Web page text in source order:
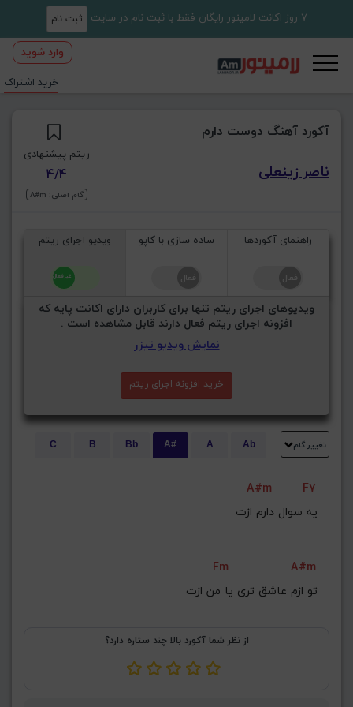
7 روز اکانت لامینور رایگان فقط با ثبت نام در سایت ثبت نام
وارد شوید
خرید اشتراک
آکورد آهنگ دوست دارم
ناصر زینعلی
ریتم پیشنهادی
4/4
گام اصلی: A#m
راهنمای آکوردها ساده سازی با کاپو ویدیو اجرای ریتم
ویدیوهای اجرای ریتم تنها برای کاربران دارای اکانت پایه که
افزونه اجرای ریتم فعال دارند قابل مشاهده است .
نمایش ویدیو تیزر
خرید افزونه اجرای ریتم
تغییر گام Ab
A
A#
Bb
B
C
A#m
F7
یه سوال دارم ازت
Fm
A#m
تو ازم عاشق تری یا من ازت
از نظر شما آکورد بالا چند ستاره دارد؟